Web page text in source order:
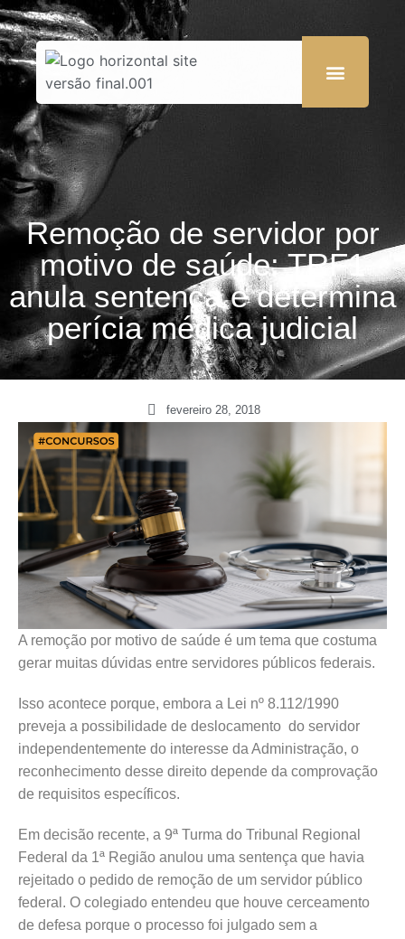
Remoção de servidor por
motivo de saúde: TRF1
anula sentença e determina
perícia médica judicial
fevereiro 28, 2018
A remoção por motivo de saúde é um tema que costuma
gerar muitas dúvidas entre servidores públicos federais.
Isso acontece porque, embora a Lei nº 8.112/1990
preveja a possibilidade de deslocamento do servidor
independentemente do interesse da Administração, o
reconhecimento desse direito depende da comprovação
de requisitos específicos.
Em decisão recente, a 9ª Turma do Tribunal Regional
Federal da 1ª Região anulou uma sentença que havia
rejeitado o pedido de remoção de um servidor público
federal. O colegiado entendeu que houve cerceamento
de defesa porque o processo foi julgado sem a